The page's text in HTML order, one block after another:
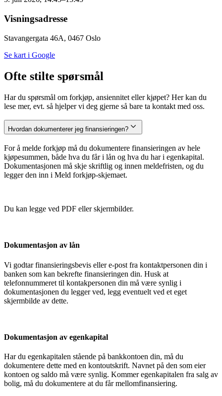
Visningsadresse
Stavangergata 46A, 0467 Oslo
Se kart i Google
Ofte stilte spørsmål
Har du spørsmål om forkjøp, ansiennitet eller kjøpet? Her kan du
lese mer, evt. så hjelper vi deg gjerne så bare ta kontakt med oss.
Hvordan dokumenterer jeg finansieringen?
For å melde forkjøp må du dokumentere finansieringen av hele
kjøpesummen, både hva du får i lån og hva du har i egenkapital.
Dokumentasjonen må skje skriftlig og innen meldefristen, og du
legger den inn i Meld forkjøp-skjemaet.
Du kan legge ved PDF eller skjermbilder.
Dokumentasjon av lån
Vi godtar finansieringsbevis eller e-post fra kontaktpersonen din i
banken som kan bekrefte finansieringen din. Husk at
telefonnummeret til kontakpersonen din må være synlig i
dokumentasjonen du legger ved, legg eventuelt ved et eget
skjermbilde av dette.
Dokumentasjon av egenkapital
Har du egenkapitalen stående på bankkontoen din, må du
dokumentere dette med en kontoutskrift. Navnet på den som eier
kontoen og saldo må være synlig. Kommer egenkapitalen fra salg av
bolig, må du dokumentere at du får mellomfinansiering.